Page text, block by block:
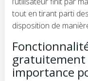
tout en tirant parti
disposition de
gratuitement
importance